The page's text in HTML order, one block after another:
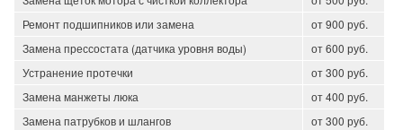
Ремонт подшипников или замена
от 900 руб.
Замена прессостата (датчика уровня воды)
от 600 руб.
Устранение протечки
от 300 руб.
Замена манжеты люка
от 400 руб.
Замена патрубков и шлангов
от 300 руб.